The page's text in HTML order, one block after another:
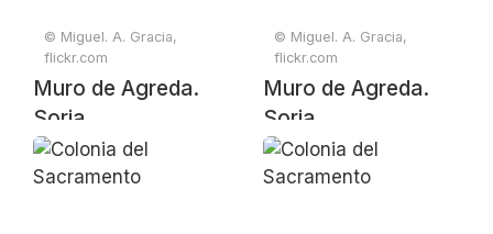
© Miguel. A. Gracia,
flickr.com
Muro de Agreda.
Soria.
© Miguel. A. Gracia,
flickr.com
Muro de Agreda.
Soria.